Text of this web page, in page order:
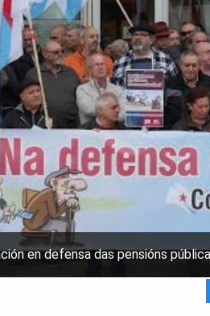
en defensa das pensións